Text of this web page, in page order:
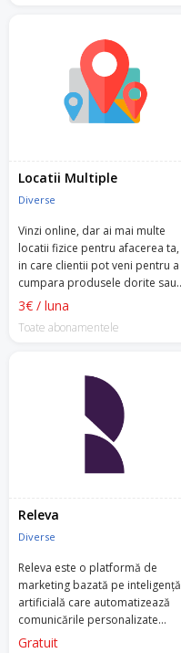
interactioneze cu aplicatia.
Locatii Multiple
Diverse
Vinzi online, dar ai mai multe
locatii fizice pentru afacerea ta,
in care clientii pot veni pentru a
cumpara produsele dorite sau
pentru a le ridica?
3€ / luna
Toate abonamentele
Releva
Diverse
Releva este o platformă de
marketing bazată pe inteligență
artificială care automatizează
comunicările personalizate
pentru întreprinderile de comerț
Gratuit